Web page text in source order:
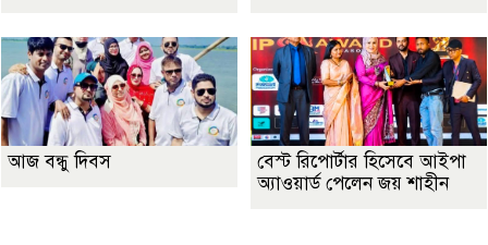
আজ বন্ধু দিবস
বেস্ট রিপোর্টার হিসেবে আইপা
অ্যাওয়ার্ড পেলেন জয় শাহীন